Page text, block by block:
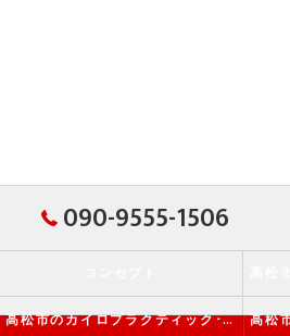
090-9555-1506
高松市のカイロプラクティック･か・から～ず施術院の評判